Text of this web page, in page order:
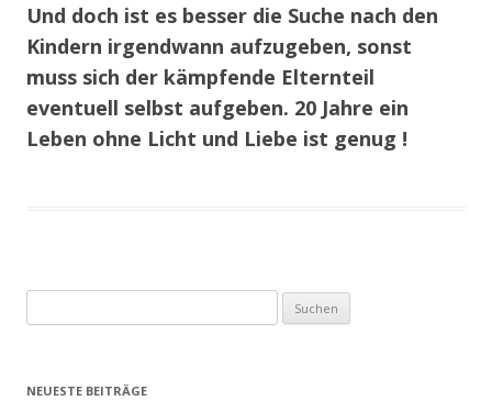
Und doch ist es besser die Suche nach den
Kindern irgendwann aufzugeben, sonst
muss sich der kämpfende Elternteil
eventuell selbst aufgeben. 20 Jahre ein
Leben ohne Licht und Liebe ist genug !
nach:
NEUESTE BEITRÄGE